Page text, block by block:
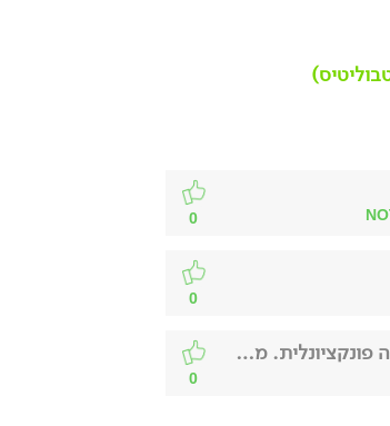
0
0
1️⃣ בבדיקת האולטרסאונד הודגמה ציסטה פונקציונלית. מדוע לדעתך הרופאים ל
0